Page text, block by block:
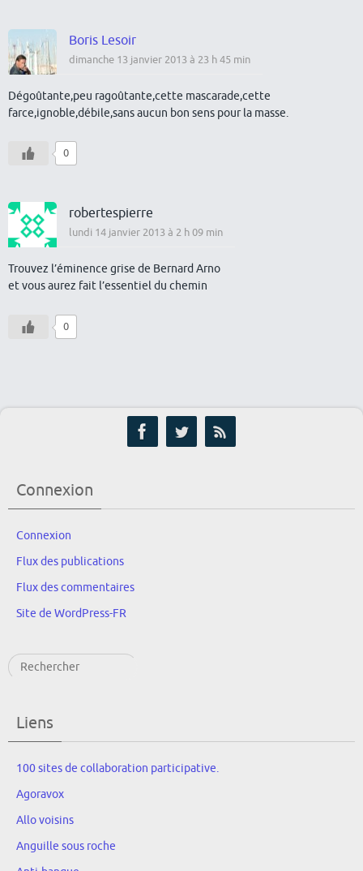
Boris Lesoir
dimanche 13 janvier 2013 à 23 h 45 min
Dégoûtante,peu ragoûtante,cette mascarade,cette
farce,ignoble,débile,sans aucun bon sens pour la masse.
0
robertespierre
lundi 14 janvier 2013 à 2 h 09 min
Trouvez l’éminence grise de Bernard Arno
et vous aurez fait l’essentiel du chemin
0
Connexion
Connexion
Flux des publications
Flux des commentaires
Site de WordPress-FR
Rechercher
Liens
100 sites de collaboration participative.
Agoravox
Allo voisins
Anguille sous roche